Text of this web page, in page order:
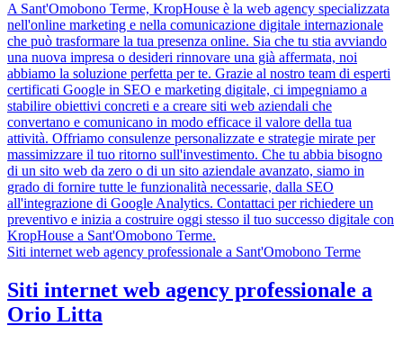
A Sant'Omobono Terme, KropHouse è la web agency specializzata
nell'online marketing e nella comunicazione digitale internazionale
che può trasformare la tua presenza online. Sia che tu stia avviando
una nuova impresa o desideri rinnovare una già affermata, noi
abbiamo la soluzione perfetta per te. Grazie al nostro team di esperti
certificati Google in SEO e marketing digitale, ci impegniamo a
stabilire obiettivi concreti e a creare siti web aziendali che
convertano e comunicano in modo efficace il valore della tua
attività. Offriamo consulenze personalizzate e strategie mirate per
massimizzare il tuo ritorno sull'investimento. Che tu abbia bisogno
di un sito web da zero o di un sito aziendale avanzato, siamo in
grado di fornire tutte le funzionalità necessarie, dalla SEO
all'integrazione di Google Analytics. Contattaci per richiedere un
preventivo e inizia a costruire oggi stesso il tuo successo digitale con
KropHouse a Sant'Omobono Terme.
Siti internet web agency professionale a Sant'Omobono Terme
Siti internet web agency professionale a
Orio Litta